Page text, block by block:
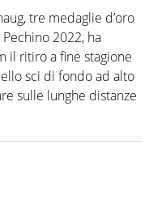
tre medaglie d’oro
2022, ha
il ritiro a fine stagione
sci di fondo ad alto
sulle lunghe distanze